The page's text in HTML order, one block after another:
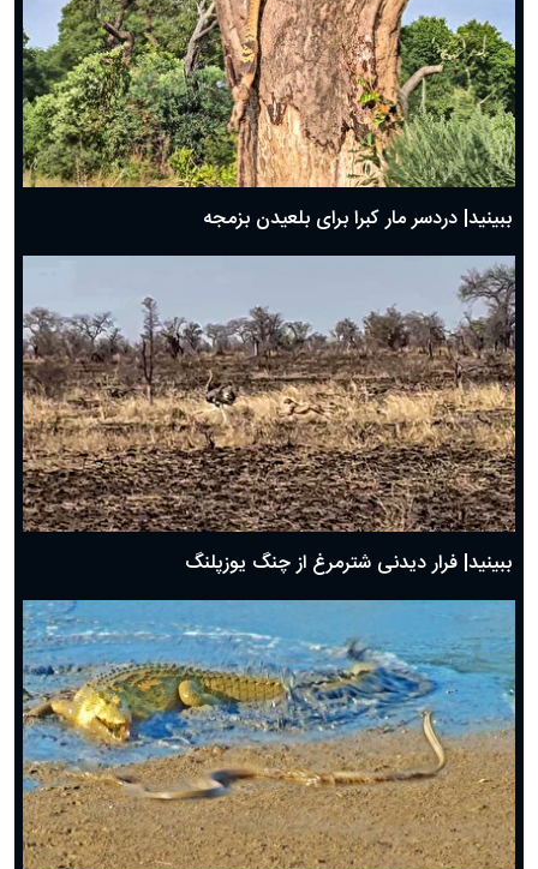
ببینید| دردسر مار کبرا برای بلعیدن بزمجه
ببینید| فرار دیدنی شترمرغ از چنگ یوزپلنگ